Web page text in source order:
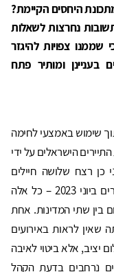
היחסים הקיימת?
נחרצות לשאלות
צפויות להיגזר
ומותיר פתח
הישראלים על ידי
כן רצח שלושה חיילים
ישראלים על ידי חייל מצרי בגבול ישראל-מצרים ביוני 2023 – כל אלה
בין שתי המדינות. אחת
שאין לראות באירועים
ב-45 שנים של שלום יציב, אלא ביטוי לאיבה
נרחבים בדעת הקהל